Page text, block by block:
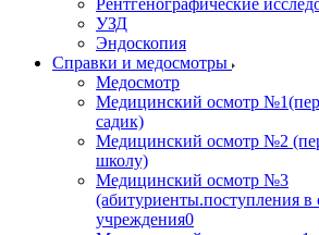
Рентгенографические
УЗД
Эндоскопия
Справки и медосмотры
Медосмотр
Медицинский осмотр
садик)
Медицинский осмотр №2
школу)
Медицинский осмотр №3
(абитуриенты.поступления в
учреждения0